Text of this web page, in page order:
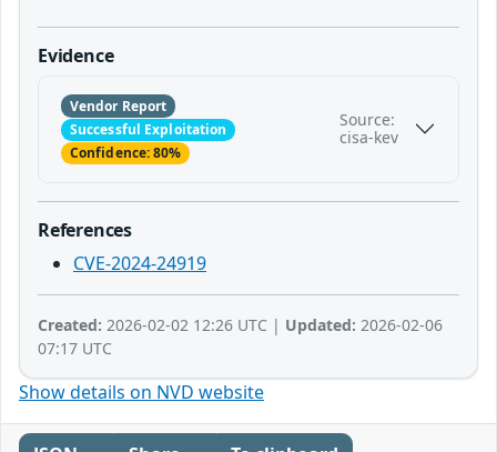
Evidence
Vendor Report
Successful Exploitation
Confidence: 80%
Source:
cisa-kev
References
CVE-2024-24919
Created: 2026-02-02 12:26 UTC | Updated: 2026-02-06
07:17 UTC
Show details on NVD website